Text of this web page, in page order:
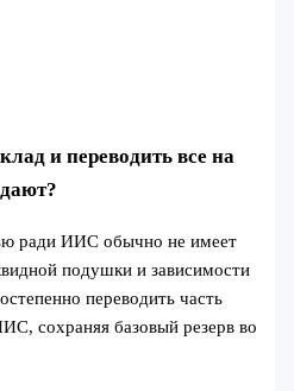
и переводить все на
ради ИИС обычно не имеет
подушки и зависимости
переводить часть
сохраняя базовый резерв во